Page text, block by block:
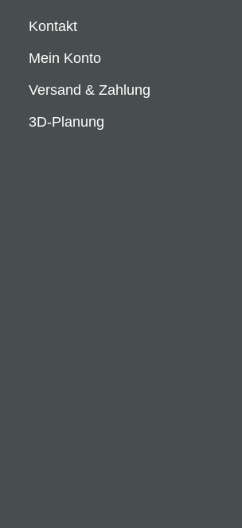
Kontakt
Mein Konto
Versand & Zahlung
3D-Planung